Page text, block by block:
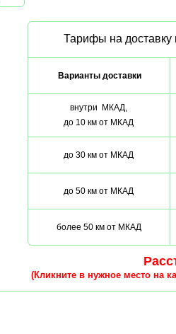
Тарифы на доставку
Варианты доставки
внутри МКАД,
до 10 км от МКАД
до 30 км от МКАД
до 50 км от МКАД
более 50 км от МКАД
(Кликните в нужное место на